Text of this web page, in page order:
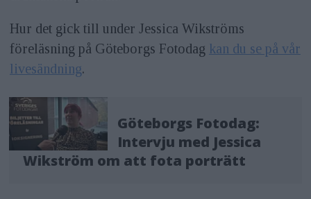
Hur det gick till under Jessica Wikströms
föreläsning på Göteborgs Fotodag kan du se på vår
livesändning.
Göteborgs Fotodag:
Intervju med Jessica
Wikström om att fota porträtt